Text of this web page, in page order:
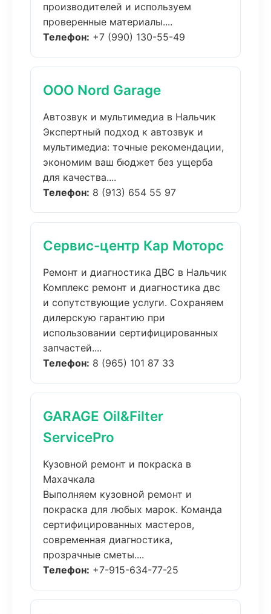
производителей и используем
проверенные материалы....
Телефон: +7 (990) 130-55-49
ООО Nord Garage
Автозвук и мультимедиа в Нальчик
Экспертный подход к автозвук и
мультимедиа: точные рекомендации,
экономим ваш бюджет без ущерба
для качества....
Телефон: 8 (913) 654 55 97
Сервис-центр Кар Моторс
Ремонт и диагностика ДВС в Нальчик
Комплекс ремонт и диагностика двс
и сопутствующие услуги. Сохраняем
дилерскую гарантию при
использовании сертифицированных
запчастей....
Телефон: 8 (965) 101 87 33
GARAGE Oil&Filter
ServicePro
Кузовной ремонт и покраска в
Махачкала
Выполняем кузовной ремонт и
покраска для любых марок. Команда
сертифицированных мастеров,
современная диагностика,
прозрачные сметы....
Телефон: +7-915-634-77-25